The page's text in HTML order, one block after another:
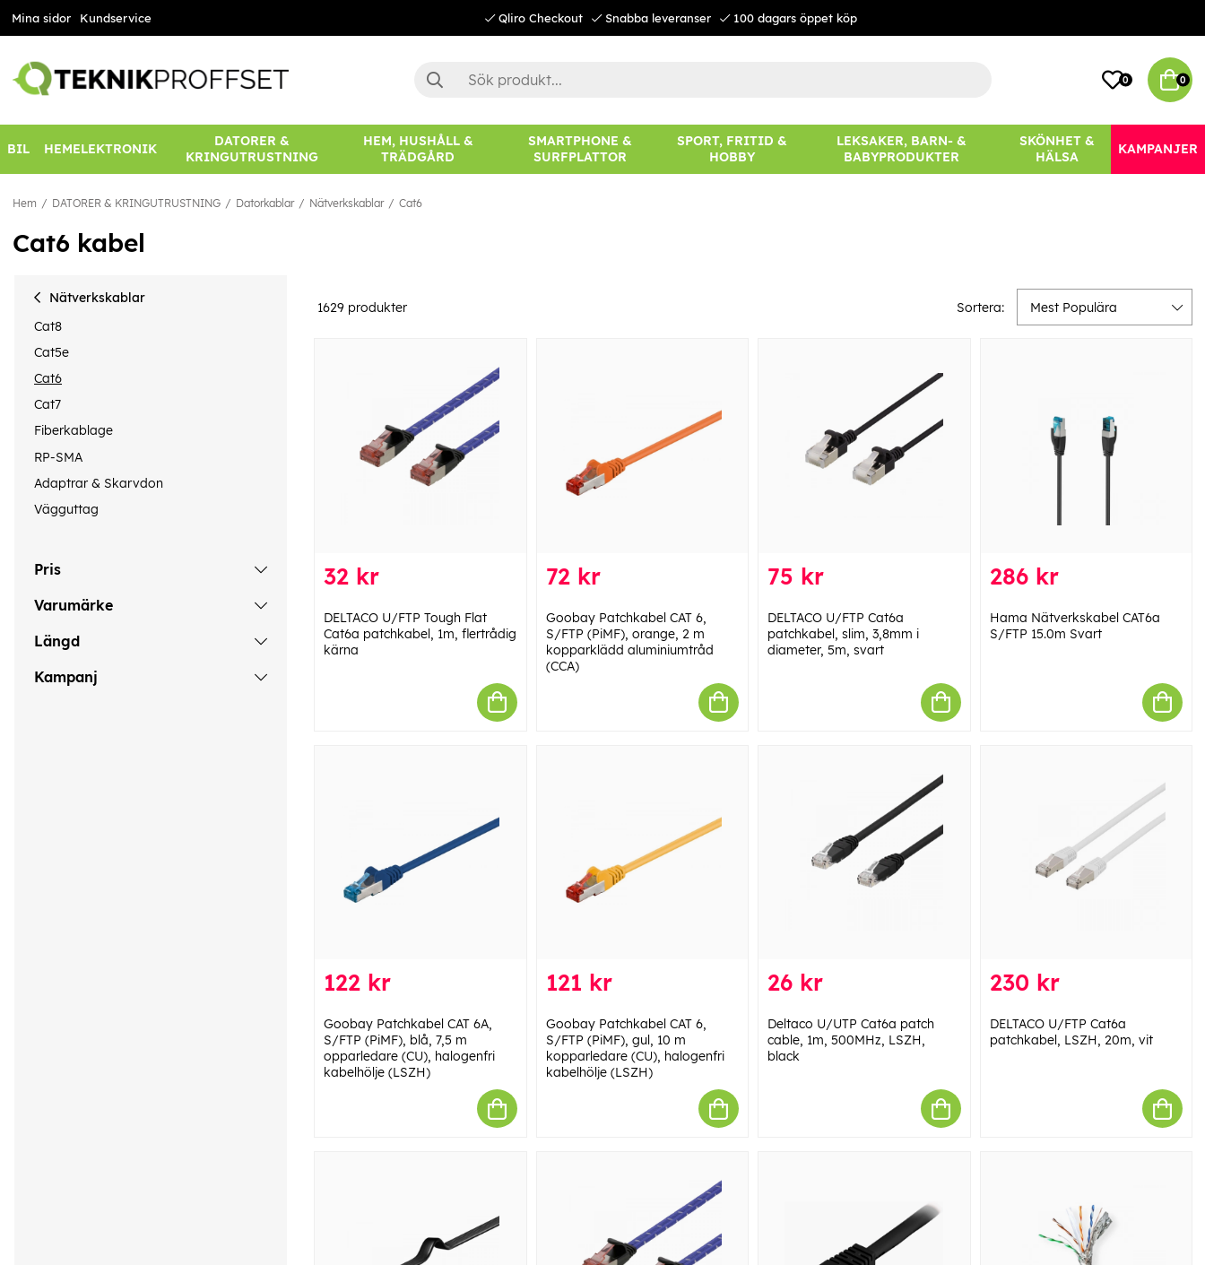
Mina sidor Kundservice Qliro Checkout Snabba leveranser 100 dagars öppet köp
0 0
BIL HEMELEKTRONIK
DATORER &
KRINGUTRUSTNING
HEM, HUSHÅLL &
TRÄDGÅRD
SMARTPHONE &
SURFPLATTOR
SPORT, FRITID &
HOBBY
LEKSAKER, BARN- &
BABYPRODUKTER
SKÖNHET &
HÄLSA
KAMPANJER
Hem DATORER & KRINGUTRUSTNING Datorkablar Nätverkskablar Cat6
Cat6 kabel
Nätverkskablar
Cat8
Cat5e
Cat6
Cat7
Fiberkablage
RP-SMA
Adaptrar & Skarvdon
Vägguttag
Pris
Varumärke
Längd
Kampanj
1629 produkter Sortera: Mest Populära
32 kr
DELTACO U/FTP Tough Flat
Cat6a patchkabel, 1m, flertrådig
kärna
72 kr
Goobay Patchkabel CAT 6,
S/FTP (PiMF), orange, 2 m
kopparklädd aluminiumtråd
(CCA)
75 kr
DELTACO U/FTP Cat6a
patchkabel, slim, 3,8mm i
diameter, 5m, svart
286 kr
Hama Nätverkskabel CAT6a
S/FTP 15.0m Svart
122 kr
Goobay Patchkabel CAT 6A,
S/FTP (PiMF), blå, 7,5 m
opparledare (CU), halogenfri
kabelhölje (LSZH)
121 kr
Goobay Patchkabel CAT 6,
S/FTP (PiMF), gul, 10 m
kopparledare (CU), halogenfri
kabelhölje (LSZH)
26 kr
Deltaco U/UTP Cat6a patch
cable, 1m, 500MHz, LSZH,
black
230 kr
DELTACO U/FTP Cat6a
patchkabel, LSZH, 20m, vit